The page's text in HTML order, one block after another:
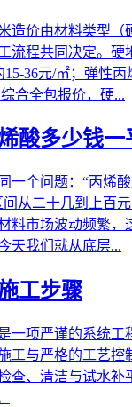
造价由材料类型（
流程共同决定。硬
15-36元/㎡；弹性
合全包报价，硬...
酸多少钱一
一个问题：“丙烯
从二十几到上百
料市场波动频繁，
天我们就从底层...
工步骤
一项严谨的系统工
工与严格的工艺控
查、清洁与试水补